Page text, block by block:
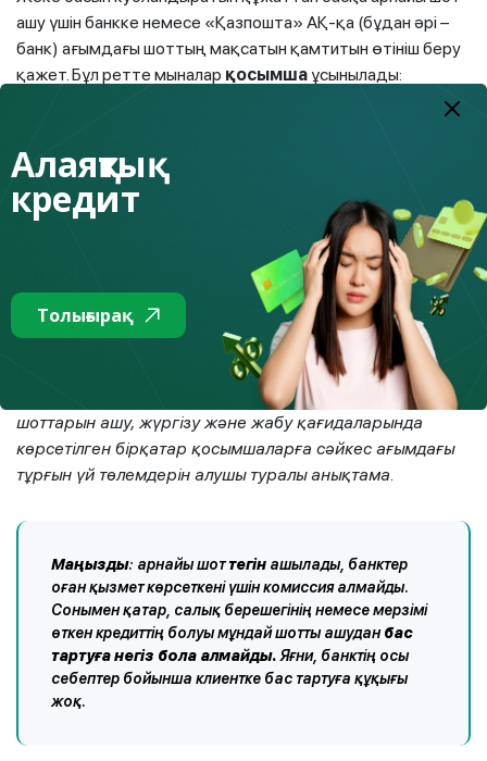
ашу үшін банкке немесе «Қазпошта» АҚ-қа (бұдан әрі –
банк) ағымдағы шоттың мақсатын қамтитын өтініш беру
қажет. Бұл ретте мыналар қосымшаұсынылады:
- алимент алушылар (кәмелетке толмаған және еңбекке
арналған ақша) –
алимент өндіріп алу туралы сот актісінің
(кәмелетке толмаған және еңбекке жарамсыз
кәмелетке толған балаларды асырауға арналған ақша)
көшірмесі немесе неке (ерлі-зайыптылық) және Отбасы
туралы кодекске сәйкес жасалған оларды төлеу туралы
нотариат куәландырған келісім;
– тұрғын үй төлемдерін есепке алу және тұрғын үй
қатынастары туралы заңнамаға сәйкес мақсаттарға
төлемдерді жүзеге асыру үшін –Клиенттердің банктік
шоттарын ашу, жүргізу және жабу қағидаларында
көрсетілген бірқатар қосымшаларға сәйкес ағымдағы
тұрғын үй төлемдерін алушы туралы анықтама.
Маңызды: арнайы шоттегін ашылады, банктер
оған қызмет көрсеткені үшін комиссия алмайды.
Сонымен қатар, салық берешегінің немесе мерзімі
өткен кредиттің болуы мұндай шотты ашуданбас
тартуға негіз бола алмайды.Яғни, банктің осы
себептер бойынша клиентке бас тартуға құқығы
жоқ.
Алаяқтық
кредит
Толығырақ